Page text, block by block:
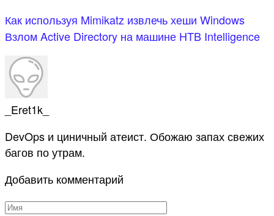
Как используя Mimikatz извлечь хеши Windows
Взлом Active Directory на машине HTB Intelligence
_Eret1k_
DevOps и циничный атеист. Обожаю запах свежих
багов по утрам.
Добавить комментарий
Имя